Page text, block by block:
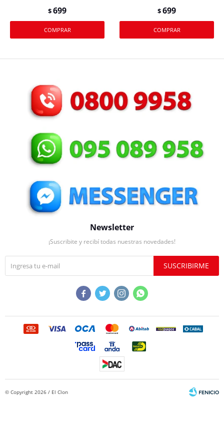
$699 $699
Newsletter
¡Suscribite y recibí todas nuestras novedades!
SUSCRIBIRME
   
© Copyright 2026 / El Clon